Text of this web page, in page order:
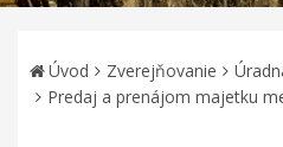
Úvod Zverejňovanie
Predaj a prenájom majetku